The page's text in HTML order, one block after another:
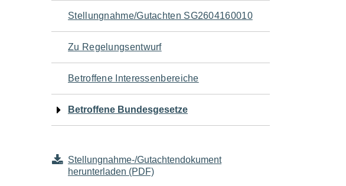
Navigation
für
den
Seiteninhalt
Stellungnahme/Gutachten SG2604160010
Zu Regelungsentwurf
Betroffene Interessenbereiche
Betroffene Bundesgesetze
Stellungnahme-/Gutachtendokument
herunterladen (PDF)